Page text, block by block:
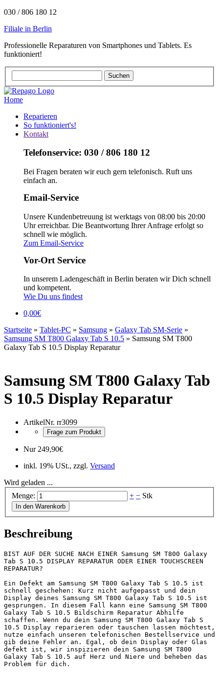
030 / 806 180 12
Filiale in Berlin
Professionelle Reparaturen von Smartphones und Tablets. Es
funktioniert!
Home
Reparieren
So funktioniert's!
Kontakt
Telefonservice: 030 / 806 180 12
Bei Fragen beraten wir euch gern telefonisch. Ruft uns
einfach an.
Email-Service
Unsere Kundenbetreuung ist werktags von 08:00 bis 20:00
Uhr erreichbar. Die Beantwortung Ihrer Anfrage erfolgt so
schnell wie möglich.
Zum Email-Service
Vor-Ort Service
In unserem Ladengeschäft in Berlin beraten wir Dich schnell
und kompetent.
Wie Du uns findest
0,00€
Startseite » Tablet-PC » Samsung » Galaxy Tab SM-Serie »
Samsung SM T800 Galaxy Tab S 10.5 » Samsung SM T800
Galaxy Tab S 10.5 Display Reparatur
Samsung SM T800 Galaxy Tab
S 10.5 Display Reparatur
ArtikelNr. rr3099
Frage zum Produkt
Nur 249,90€
inkl. 19% USt., zzgl. Versand
Wird geladen ...
Menge:
+ − Stk
In den Warenkorb
Beschreibung
BIST AUF DER SUCHE NACH EINER Samsung SM T800 Galaxy
Tab S 10.5 DISPLAY REPARATUR ODER EINER TOUCHSCREEN
REPARATUR?
Ein Defekt am Samsung SM T800 Galaxy Tab S 10.5 ist
schnell geschehen: Kurz nicht aufgepasst und dein
Display deines Samsung SM T800 Galaxy Tab S 10.5 ist
gesprungen. In diesem Fall kann eine Samsung SM T800
Galaxy Tab S 10.5 Bildschirm Reparatur Abhilfe
schaffen. Wenn du dein Samsung SM T800 Galaxy Tab S
10.5 Display reparieren oder tauschen lassen möchtest,
nutze einfach unseren telefonischen Bestellservice und
gib deine Fehler an. Egal, ob dein Display oder Glas
defekt ist, wir inspizieren dein Samsung SM T800
Galaxy Tab S 10.5 auf Herz und Niere und beheben das
Problem für dich.